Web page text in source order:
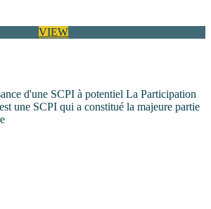
VIEW
d'une SCPI à potentiel La Participation
une SCPI qui a constitué la majeure partie